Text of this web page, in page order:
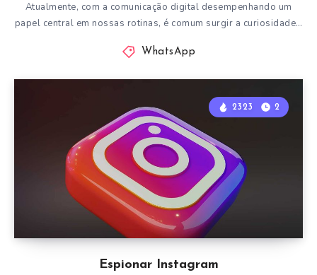
Atualmente, com a comunicação digital desempenhando um
papel central em nossas rotinas, é comum surgir a curiosidade…
WhatsApp
Espionar Instagram
2323 2